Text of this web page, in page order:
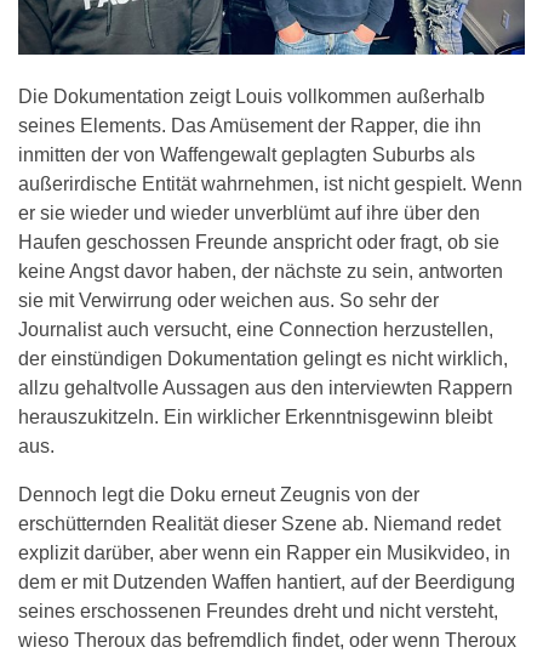
Die Dokumentation zeigt Louis vollkommen außerhalb
seines Elements. Das Amüsement der Rapper, die ihn
inmitten der von Waffengewalt geplagten Suburbs als
außerirdische Entität wahrnehmen, ist nicht gespielt. Wenn
er sie wieder und wieder unverblümt auf ihre über den
Haufen geschossen Freunde anspricht oder fragt, ob sie
keine Angst davor haben, der nächste zu sein, antworten
sie mit Verwirrung oder weichen aus. So sehr der
Journalist auch versucht, eine Connection herzustellen,
der einstündigen Dokumentation gelingt es nicht wirklich,
allzu gehaltvolle Aussagen aus den interviewten Rappern
herauszukitzeln. Ein wirklicher Erkenntnisgewinn bleibt
aus.
Dennoch legt die Doku erneut Zeugnis von der
erschütternden Realität dieser Szene ab. Niemand redet
explizit darüber, aber wenn ein Rapper ein Musikvideo, in
dem er mit Dutzenden Waffen hantiert, auf der Beerdigung
seines erschossenen Freundes dreht und nicht versteht,
wieso Theroux das befremdlich findet, oder wenn Theroux